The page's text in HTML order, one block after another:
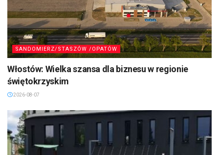
SANDOMIERZ/STASZÓW /OPATÓW
Włostów: Wielka szansa dla biznesu w regionie
świętokrzyskim
2026-08-07